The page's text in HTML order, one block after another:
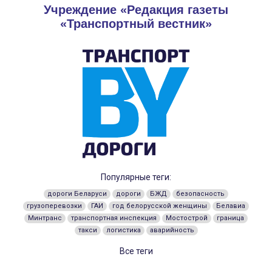
Учреждение «Редакция газеты
«Транспортный вестник»
Популярные теги:
дороги Беларуси дороги БЖД
безопасность
грузоперевозки
ГАИ год белорусской женщины
Белавиа
Минтранс
транспортная инспекция Мостострой
граница
такси
логистика аварийность
Все теги